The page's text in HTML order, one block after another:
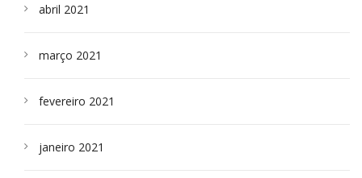
abril 2021
março 2021
fevereiro 2021
janeiro 2021